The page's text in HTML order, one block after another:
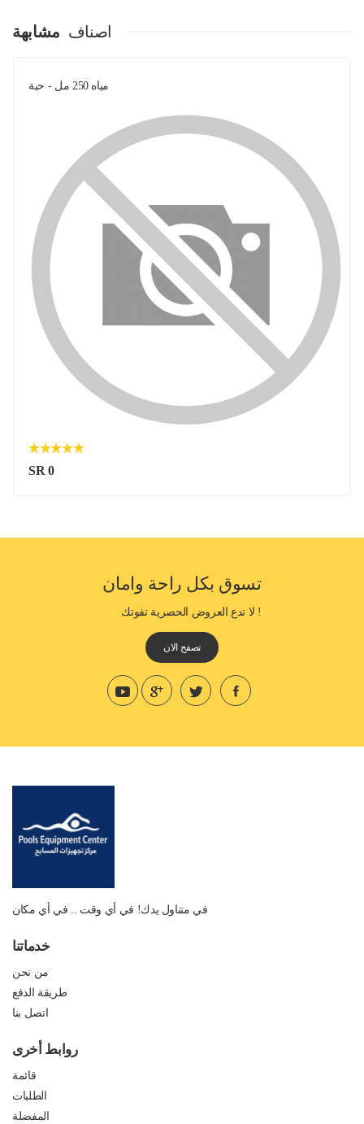
اصناف مشابهة
مياه 250 مل - حبة
SR 0
تسوق بكل راحة وامان
! لا تدع العروض الحصرية تفوتك
تصفح الان
في متناول يدك! في أي وقت .. في أي مكان
خدماتنا
من نحن
طريقة الدفع
اتصل بنا
روابط أخرى
قائمة
الطلبات
المفضلة